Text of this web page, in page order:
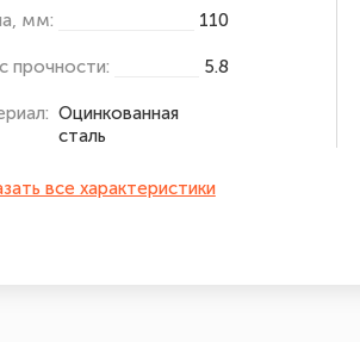
мм: 110
прочности: 5.8
Оцинкованная
сталь
все характеристики